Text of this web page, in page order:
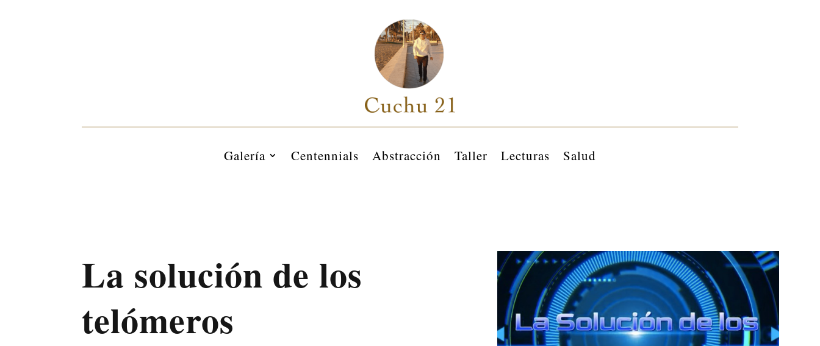
Galería Centennials Abstracción Taller Lecturas Salud
La solución de los
telómeros